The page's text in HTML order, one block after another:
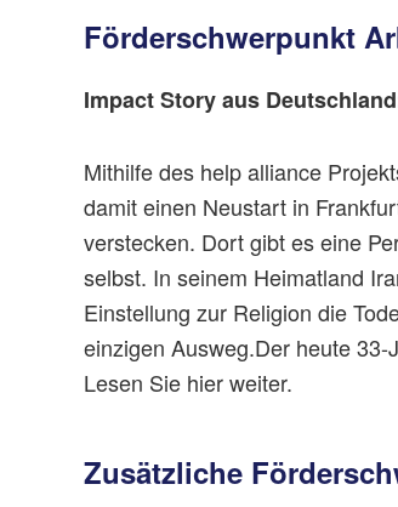
Förderschwerpunkt
Impact Story aus
Mithilfe des help alliance
damit einen Neustart in
verstecken. Dort gibt es eine
selbst. In seinem Heimatland
Einstellung zur Religion die
einzigen Ausweg.Der heute
Lesen Sie hier weiter.
Zusätzliche